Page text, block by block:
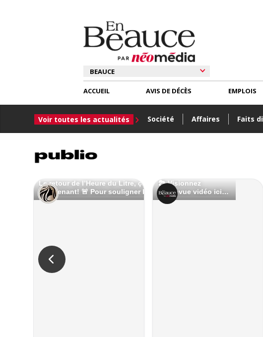
ACCUEIL
Voir toutes les actualités Société Affaires Faits
AVIS DE DÉCÈS EMPLOIS